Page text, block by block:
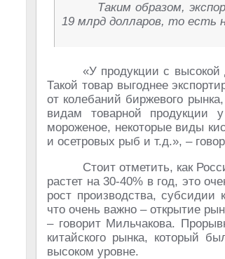
Таким образом,
19 млрд долларов, то есть
«У продукции с высокой
Такой товар выгоднее
от колебаний биржевого
видам товарной продукции
мороженое, некоторые виды
и осетровых рыб и т.д.», –
Стоит отметить, как
растет на 30-40% в год, это
рост производства, субсидии
что очень важно – открытие
– говорит Мильчакова.
китайского рынка, который
высоком уровне.